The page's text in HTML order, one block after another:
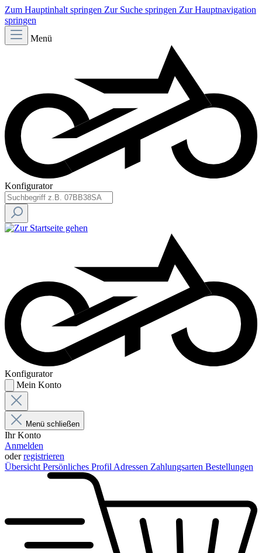
Zum Hauptinhalt springen Zur Suche springen Zur Hauptnavigation
springen
Menü
Konfigurator
Konfigurator
Mein Konto
Menü schließen
Ihr Konto
Anmelden
oderregistrieren
Übersicht Persönliches Profil Adressen Zahlungsarten Bestellungen